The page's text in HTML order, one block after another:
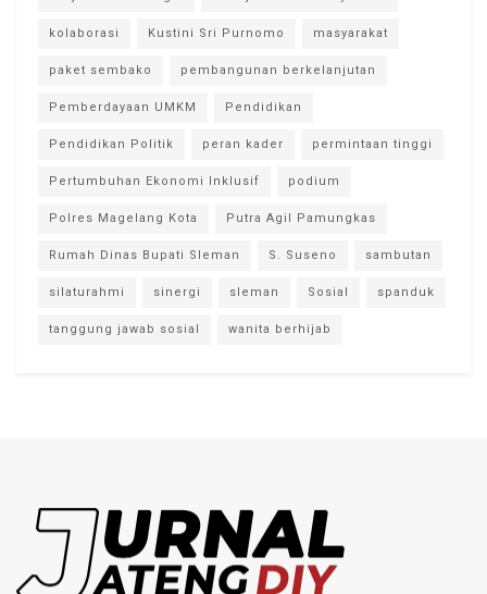
kolaborasi Kustini Sri Purnomo masyarakat
paket sembako pembangunan berkelanjutan
Pemberdayaan UMKM Pendidikan
Pendidikan Politik peran kader permintaan tinggi
Pertumbuhan Ekonomi Inklusif podium
Polres Magelang Kota Putra Agil Pamungkas
Rumah Dinas Bupati Sleman S. Suseno sambutan
silaturahmi sinergi sleman Sosial spanduk
tanggung jawab sosial wanita berhijab